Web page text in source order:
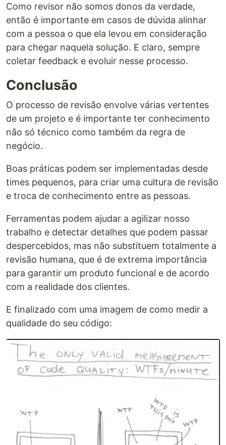
Como revisor não somos donos da verdade,
então é importante em casos de dúvida alinhar
com a pessoa o que ela levou em consideração
para chegar naquela solução. E claro, sempre
coletar feedback e evoluir nesse processo.
Conclusão
O processo de revisão envolve várias vertentes
de um projeto e é importante ter conhecimento
não só técnico como também da regra de
negócio.
Boas práticas podem ser implementadas desde
times pequenos, para criar uma cultura de revisão
e troca de conhecimento entre as pessoas.
Ferramentas podem ajudar a agilizar nosso
trabalho e detectar detalhes que podem passar
despercebidos, mas não substituem totalmente a
revisão humana, que é de extrema importância
para garantir um produto funcional e de acordo
com a realidade dos clientes.
E finalizado com uma imagem de como medir a
qualidade do seu código: